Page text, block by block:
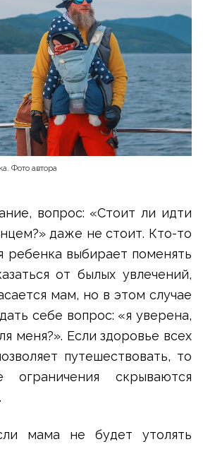
Фото автора
вопрос: «Стоит ли идти
даже не стоит. Кто-то
ребенка выбирает поменять
от былых увлечений,
мам, но в этом случае
себе вопрос: «я уверена,
меня?». Если здоровье всех
путешествовать, то
ограничения скрываются
мама не будет утолять